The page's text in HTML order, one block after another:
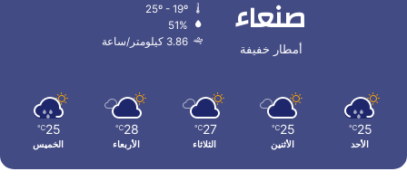
صنعاء
أمطار خفيفة
51%
3.86 كيلومتر/ساعة
25
℃
الأحد
25
℃
الأثنين
27
℃
الثلاثاء
28
℃
الأربعاء
25
℃
الخميس